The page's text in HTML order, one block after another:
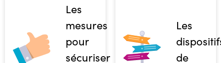
Les
mesures
pour
sécuriser
Les
de